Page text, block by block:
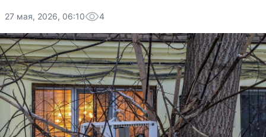
27 мая, 2026, 06:10 4